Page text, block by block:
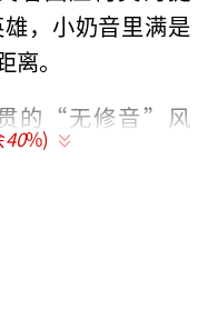
，小奶音里满是
。
的“无修音”风
》到此次十周
40%)